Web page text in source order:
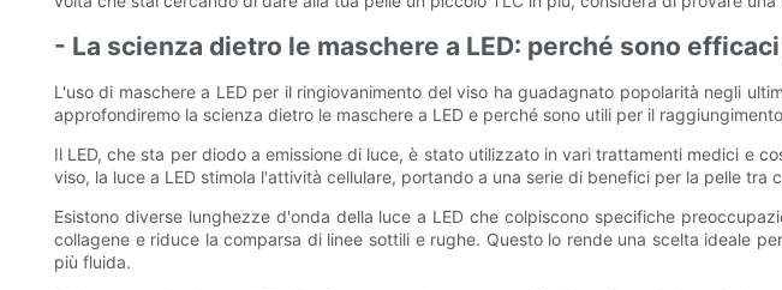
- La scienza dietro le maschere a LED: perché sono
L'uso di maschere a LED per il ringiovanimento del viso ha guadagnato popolarità negli
approfondiremo la scienza dietro le maschere a LED e perché sono utili per il
Il LED, che sta per diodo a emissione di luce, è stato utilizzato in vari trattamenti medici e
viso, la luce a LED stimola l'attività cellulare, portando a una serie di benefici per la pelle
Esistono diverse lunghezze d'onda della luce a LED che colpiscono specifiche
collagene e riduce la comparsa di linee sottili e rughe. Questo lo rende una scelta ideale
più fluida.